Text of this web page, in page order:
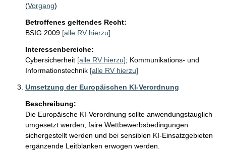
(Vorgang)
Betroffenes geltendes Recht:
BSIG 2009 [alle RV hierzu]
Interessenbereiche:
Cybersicherheit [alle RV hierzu]; Kommunikations- und
Informationstechnik [alle RV hierzu]
Umsetzung der Europäischen KI-Verordnung
Beschreibung:
Die Europäische KI-Verordnung sollte anwendungstauglich
umgesetzt werden, faire Wettbewerbsbedingungen
sichergestellt werden und bei sensiblen KI-Einsatzgebieten
ergänzende Leitblanken erwogen werden.